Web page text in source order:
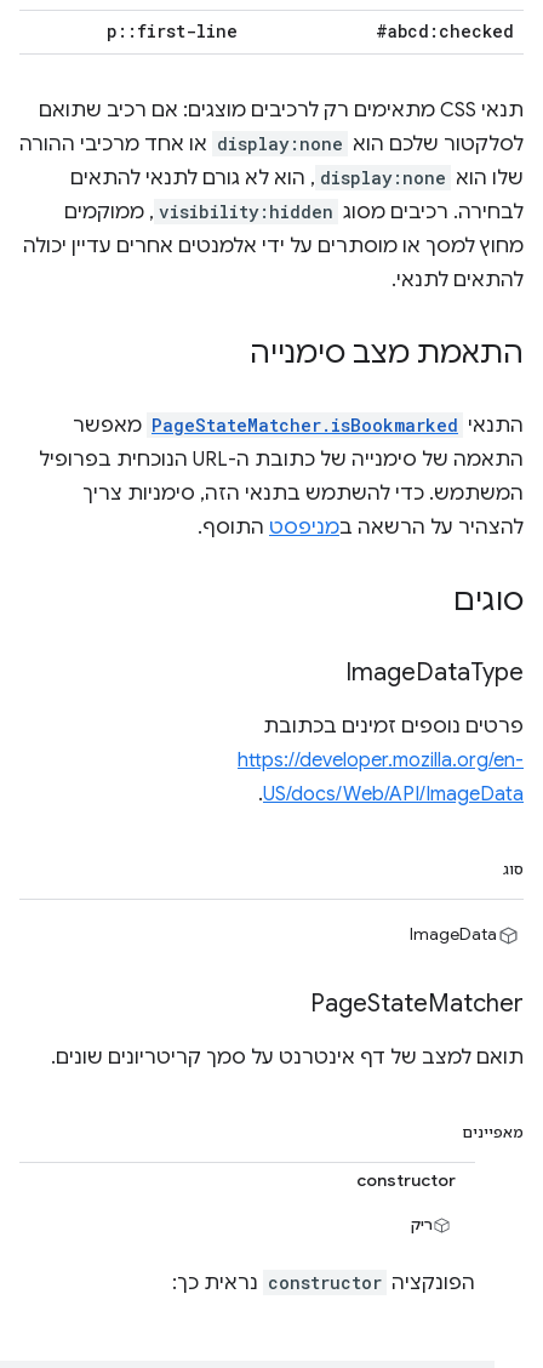
#abcd:checked
p :: first-line
תנאי CSS מתאימים רק לרכיבים מוצגים: אם רכיב שתואם
לסלקטור שלכם הוא display:none או אחד מרכיבי ההורה
שלו הוא display:none , הוא לא גורם לתנאי להתאים
לבחירה. רכיבים מסוג visibility:hidden , ממוקמים
מחוץ למסך או מוסתרים על ידי אלמנטים אחרים עדיין יכולה
להתאים לתנאי.
התאמת מצב סימנייה
התנאי PageStateMatcher.isBookmarked מאפשר
התאמה של סימנייה של כתובת ה-URL הנוכחית בפרופיל
המשתמש. כדי להשתמש בתנאי הזה, סימניות צריך
להצהיר על הרשאה במניפסט התוסף.
סוגים
ImageDataType
פרטים נוספים זמינים בכתובת
https://developer.mozilla.org/en-
US/docs/Web/API/ImageData
.
סוג
ImageData
PageStateMatcher
תואם למצב של דף אינטרנט על סמך קריטריונים שונים.
מאפיינים
constructor
ריק
הפונקציה constructor נראית כך: